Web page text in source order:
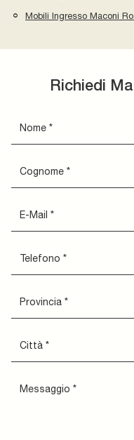
Mobili Ingresso Maconi
Richiedi